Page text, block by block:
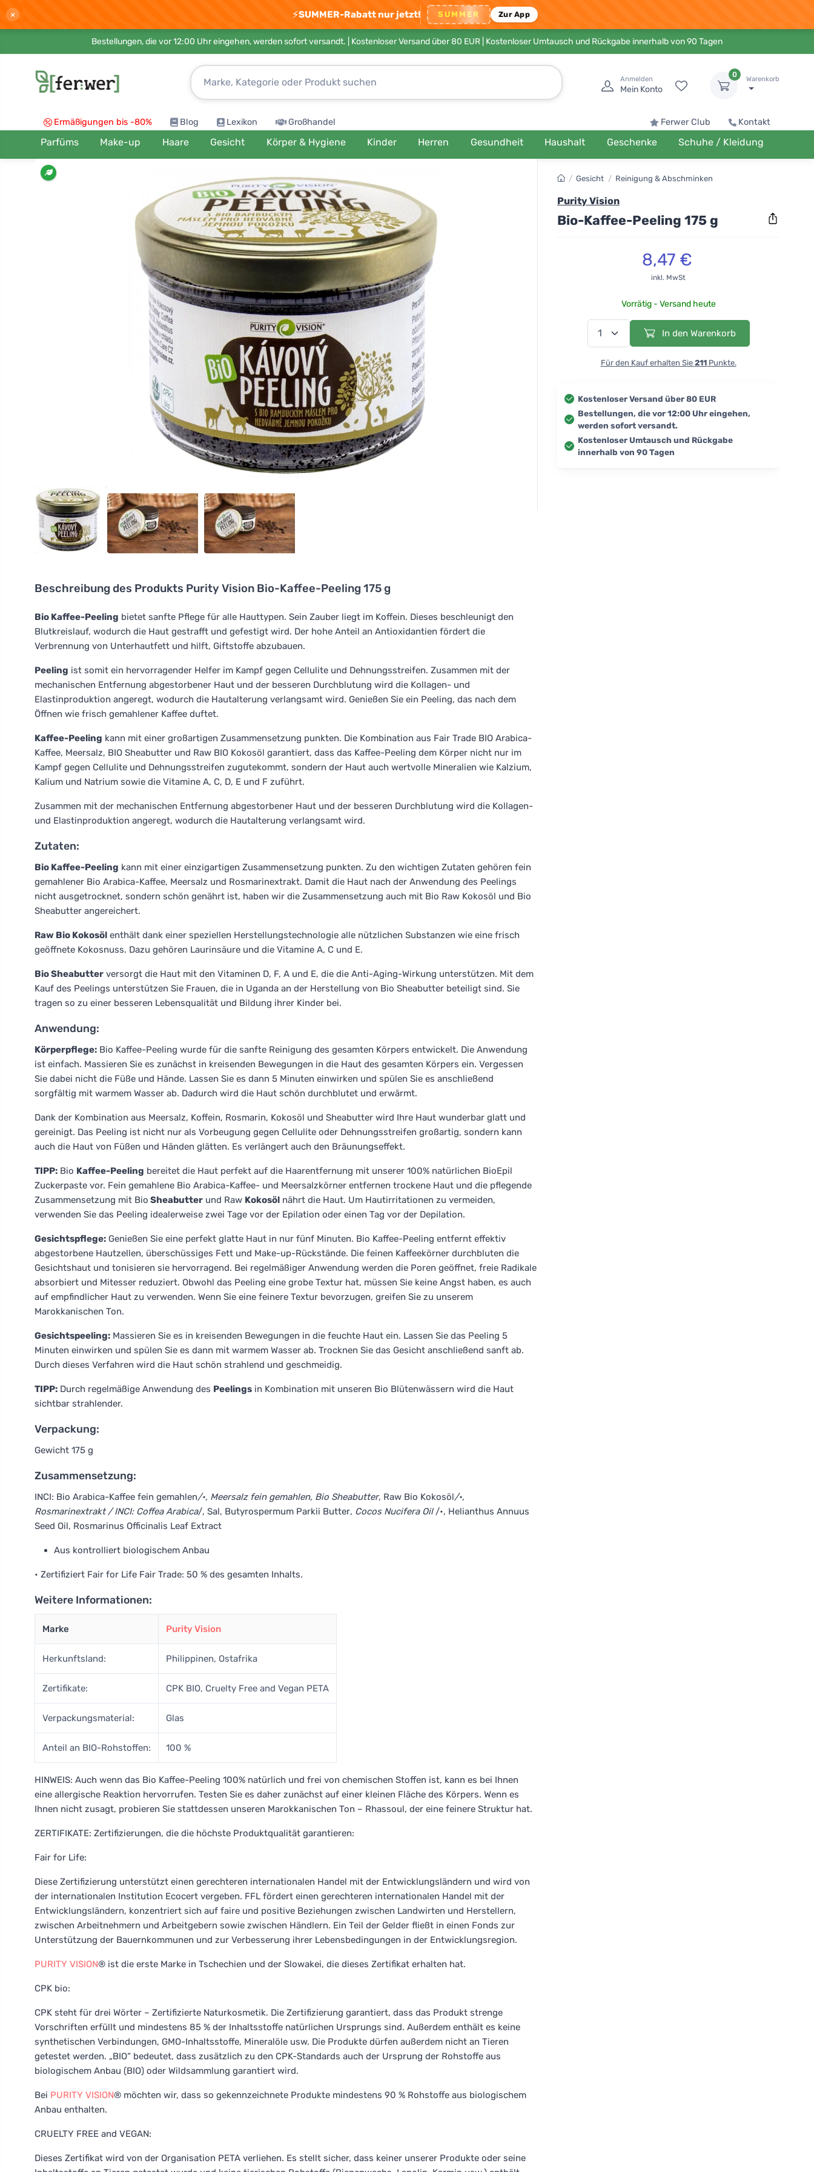
× ⚡SUMMER-Rabatt nur jetzt! SUMMER Zur App
Bestellungen, die vor 12:00 Uhr eingehen, werden sofort versandt. | Kostenloser Versand über 80 EUR | Kostenloser Umtausch und Rückgabe innerhalb von 90 Tagen
Anmelden
Mein Konto
0
Warenkorb
Ermäßigungen bis -80% Blog Lexikon Großhandel Ferwer Club Kontakt
Parfüms Make-up Haare Gesicht Körper & Hygiene Kinder Herren Gesundheit Haushalt Geschenke Schuhe / Kleidung
Beschreibung des Produkts Purity Vision Bio-Kaffee-Peeling 175 g
Bio Kaffee-Peeling bietet sanfte Pflege für alle Hauttypen. Sein Zauber liegt im Koffein. Dieses beschleunigt den
Blutkreislauf, wodurch die Haut gestrafft und gefestigt wird. Der hohe Anteil an Antioxidantien fördert die
Verbrennung von Unterhautfett und hilft, Giftstoffe abzubauen.
Peeling ist somit ein hervorragender Helfer im Kampf gegen Cellulite und Dehnungsstreifen. Zusammen mit der
mechanischen Entfernung abgestorbener Haut und der besseren Durchblutung wird die Kollagen- und
Elastinproduktion angeregt, wodurch die Hautalterung verlangsamt wird. Genießen Sie ein Peeling, das nach dem
Öffnen wie frisch gemahlener Kaffee duftet.
Kaffee-Peeling kann mit einer großartigen Zusammensetzung punkten. Die Kombination aus Fair Trade BIO Arabica-
Kaffee, Meersalz, BIO Sheabutter und Raw BIO Kokosöl garantiert, dass das Kaffee-Peeling dem Körper nicht nur im
Kampf gegen Cellulite und Dehnungsstreifen zugutekommt, sondern der Haut auch wertvolle Mineralien wie Kalzium,
Kalium und Natrium sowie die Vitamine A, C, D, E und F zuführt.
Zusammen mit der mechanischen Entfernung abgestorbener Haut und der besseren Durchblutung wird die Kollagen-
und Elastinproduktion angeregt, wodurch die Hautalterung verlangsamt wird.
Zutaten:
Bio Kaffee-Peeling kann mit einer einzigartigen Zusammensetzung punkten. Zu den wichtigen Zutaten gehören fein
gemahlener Bio Arabica-Kaffee, Meersalz und Rosmarinextrakt. Damit die Haut nach der Anwendung des Peelings
nicht ausgetrocknet, sondern schön genährt ist, haben wir die Zusammensetzung auch mit Bio Raw Kokosöl und Bio
Sheabutter angereichert.
Raw Bio Kokosöl enthält dank einer speziellen Herstellungstechnologie alle nützlichen Substanzen wie eine frisch
geöffnete Kokosnuss. Dazu gehören Laurinsäure und die Vitamine A, C und E.
Bio Sheabutter versorgt die Haut mit den Vitaminen D, F, A und E, die die Anti-Aging-Wirkung unterstützen. Mit dem
Kauf des Peelings unterstützen Sie Frauen, die in Uganda an der Herstellung von Bio Sheabutter beteiligt sind. Sie
tragen so zu einer besseren Lebensqualität und Bildung ihrer Kinder bei.
Anwendung:
Körperpflege: Bio Kaffee-Peeling wurde für die sanfte Reinigung des gesamten Körpers entwickelt. Die Anwendung
ist einfach. Massieren Sie es zunächst in kreisenden Bewegungen in die Haut des gesamten Körpers ein. Vergessen
Sie dabei nicht die Füße und Hände. Lassen Sie es dann 5 Minuten einwirken und spülen Sie es anschließend
sorgfältig mit warmem Wasser ab. Dadurch wird die Haut schön durchblutet und erwärmt.
Dank der Kombination aus Meersalz, Koffein, Rosmarin, Kokosöl und Sheabutter wird Ihre Haut wunderbar glatt und
gereinigt. Das Peeling ist nicht nur als Vorbeugung gegen Cellulite oder Dehnungsstreifen großartig, sondern kann
auch die Haut von Füßen und Händen glätten. Es verlängert auch den Bräunungseffekt.
TIPP: Bio Kaffee-Peeling bereitet die Haut perfekt auf die Haarentfernung mit unserer 100% natürlichen BioEpil
Zuckerpaste vor. Fein gemahlene Bio Arabica-Kaffee- und Meersalzkörner entfernen trockene Haut und die pflegende
Zusammensetzung mit Bio Sheabutter und Raw Kokosöl nährt die Haut. Um Hautirritationen zu vermeiden,
verwenden Sie das Peeling idealerweise zwei Tage vor der Epilation oder einen Tag vor der Depilation.
Gesichtspflege: Genießen Sie eine perfekt glatte Haut in nur fünf Minuten. Bio Kaffee-Peeling entfernt effektiv
abgestorbene Hautzellen, überschüssiges Fett und Make-up-Rückstände. Die feinen Kaffeekörner durchbluten die
Gesichtshaut und tonisieren sie hervorragend. Bei regelmäßiger Anwendung werden die Poren geöffnet, freie Radikale
absorbiert und Mitesser reduziert. Obwohl das Peeling eine grobe Textur hat, müssen Sie keine Angst haben, es auch
auf empfindlicher Haut zu verwenden. Wenn Sie eine feinere Textur bevorzugen, greifen Sie zu unserem
Marokkanischen Ton.
Gesichtspeeling: Massieren Sie es in kreisenden Bewegungen in die feuchte Haut ein. Lassen Sie das Peeling 5
Minuten einwirken und spülen Sie es dann mit warmem Wasser ab. Trocknen Sie das Gesicht anschließend sanft ab.
Durch dieses Verfahren wird die Haut schön strahlend und geschmeidig.
TIPP: Durch regelmäßige Anwendung des Peelings in Kombination mit unseren Bio Blütenwässern wird die Haut
sichtbar strahlender.
Verpackung:
Gewicht 175 g
Zusammensetzung:
INCI: Bio Arabica-Kaffee fein gemahlen/•, Meersalz fein gemahlen, Bio Sheabutter, Raw Bio Kokosöl/•,
Rosmarinextrakt / INCI: Coffea Arabica/, Sal, Butyrospermum Parkii Butter, Cocos Nucifera Oil /•, Helianthus Annuus
Seed Oil, Rosmarinus Officinalis Leaf Extract
Aus kontrolliert biologischem Anbau
• Zertifiziert Fair for Life Fair Trade: 50 % des gesamten Inhalts.
Weitere Informationen:
Marke Purity Vision
Herkunftsland: Philippinen, Ostafrika
Zertifikate: CPK BIO, Cruelty Free and Vegan PETA
Verpackungsmaterial: Glas
Anteil an BIO-Rohstoffen: 100 %
HINWEIS: Auch wenn das Bio Kaffee-Peeling 100% natürlich und frei von chemischen Stoffen ist, kann es bei Ihnen
eine allergische Reaktion hervorrufen. Testen Sie es daher zunächst auf einer kleinen Fläche des Körpers. Wenn es
Ihnen nicht zusagt, probieren Sie stattdessen unseren Marokkanischen Ton – Rhassoul, der eine feinere Struktur hat.
ZERTIFIKATE: Zertifizierungen, die die höchste Produktqualität garantieren:
Fair for Life:
Diese Zertifizierung unterstützt einen gerechteren internationalen Handel mit der Entwicklungsländern und wird von
der internationalen Institution Ecocert vergeben. FFL fördert einen gerechteren internationalen Handel mit der
Entwicklungsländern, konzentriert sich auf faire und positive Beziehungen zwischen Landwirten und Herstellern,
zwischen Arbeitnehmern und Arbeitgebern sowie zwischen Händlern. Ein Teil der Gelder fließt in einen Fonds zur
Unterstützung der Bauernkommunen und zur Verbesserung ihrer Lebensbedingungen in der Entwicklungsregion.
PURITY VISION® ist die erste Marke in Tschechien und der Slowakei, die dieses Zertifikat erhalten hat.
CPK bio:
CPK steht für drei Wörter – Zertifizierte Naturkosmetik. Die Zertifizierung garantiert, dass das Produkt strenge
Vorschriften erfüllt und mindestens 85 % der Inhaltsstoffe natürlichen Ursprungs sind. Außerdem enthält es keine
synthetischen Verbindungen, GMO-Inhaltsstoffe, Mineralöle usw. Die Produkte dürfen außerdem nicht an Tieren
getestet werden. „BIO“ bedeutet, dass zusätzlich zu den CPK-Standards auch der Ursprung der Rohstoffe aus
biologischem Anbau (BIO) oder Wildsammlung garantiert wird.
Bei PURITY VISION® möchten wir, dass so gekennzeichnete Produkte mindestens 90 % Rohstoffe aus biologischem
Anbau enthalten.
CRUELTY FREE and VEGAN:
Dieses Zertifikat wird von der Organisation PETA verliehen. Es stellt sicher, dass keiner unserer Produkte oder seine
/ Gesicht / Reinigung & Abschminken
Purity Vision
Bio-Kaffee-Peeling 175 g
8,47 €
inkl. MwSt
Vorrätig - Versand heute
In den Warenkorb
Für den Kauf erhalten Sie 211Punkte.
Kostenloser Versand über 80 EUR
Bestellungen, die vor 12:00 Uhr eingehen,
werden sofort versandt.
Kostenloser Umtausch und Rückgabe
innerhalb von 90 Tagen